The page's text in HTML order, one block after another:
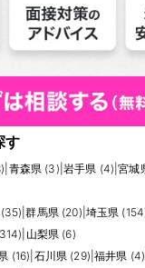
す
青森県 (3) 岩手県 (4) |宮城
|群馬県 (20) 埼玉県
山梨県 (6)
(16) 石川県 (29) |福井県 (4)